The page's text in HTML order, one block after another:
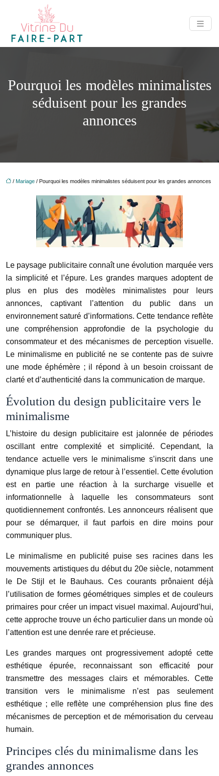
Pourquoi les modèles minimalistes
séduisent pour les grandes
annonces
/ Mariage / Pourquoi les modèles minimalistes séduisent pour les grandes annonces
Le paysage publicitaire connaît une évolution marquée vers
la simplicité et l’épure. Les grandes marques adoptent de
plus en plus des modèles minimalistes pour leurs
annonces, captivant l’attention du public dans un
environnement saturé d’informations. Cette tendance reflète
une compréhension approfondie de la psychologie du
consommateur et des mécanismes de perception visuelle.
Le minimalisme en publicité ne se contente pas de suivre
une mode éphémère ; il répond à un besoin croissant de
clarté et d’authenticité dans la communication de marque.
Évolution du design publicitaire vers le
minimalisme
L’histoire du design publicitaire est jalonnée de périodes
oscillant entre complexité et simplicité. Cependant, la
tendance actuelle vers le minimalisme s’inscrit dans une
dynamique plus large de retour à l’essentiel. Cette évolution
est en partie une réaction à la surcharge visuelle et
informationnelle à laquelle les consommateurs sont
quotidiennement confrontés. Les annonceurs réalisent que
pour se démarquer, il faut parfois en dire moins pour
communiquer plus.
Le minimalisme en publicité puise ses racines dans les
mouvements artistiques du début du 20e siècle, notamment
le De Stijl et le Bauhaus. Ces courants prônaient déjà
l’utilisation de formes géométriques simples et de couleurs
primaires pour créer un impact visuel maximal. Aujourd’hui,
cette approche trouve un écho particulier dans un monde où
l’attention est une denrée rare et précieuse.
Les grandes marques ont progressivement adopté cette
esthétique épurée, reconnaissant son efficacité pour
transmettre des messages clairs et mémorables. Cette
transition vers le minimalisme n’est pas seulement
esthétique ; elle reflète une compréhension plus fine des
mécanismes de perception et de mémorisation du cerveau
humain.
Principes clés du minimalisme dans les
grandes annonces